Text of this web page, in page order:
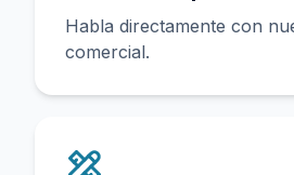
Habla directamente con
comercial.